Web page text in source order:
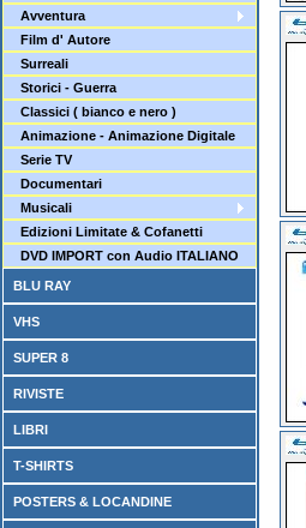
Avventura
Film d' Autore
Surreali
Storici - Guerra
Classici ( bianco e nero )
Animazione - Animazione Digitale
Serie TV
Documentari
Musicali
Edizioni Limitate & Cofanetti
DVD IMPORT con Audio ITALIANO
BLU RAY
VHS
SUPER 8
RIVISTE
LIBRI
T-SHIRTS
POSTERS & LOCANDINE